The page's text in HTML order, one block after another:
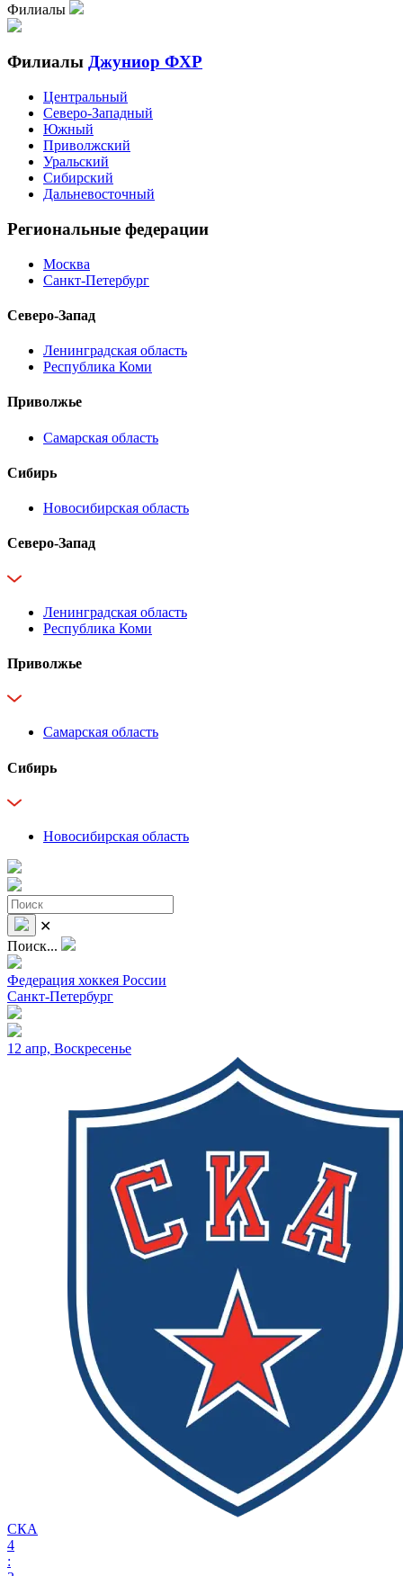
Филиалы
Филиалы Джуниор ФХР
Центральный
Северо-Западный
Южный
Приволжский
Уральский
Сибирский
Дальневосточный
Региональные федерации
Москва
Санкт-Петербург
Северо-Запад
Ленинградская область
Республика Коми
Приволжье
Самарская область
Сибирь
Новосибирская область
Северо-Запад
Ленинградская область
Республика Коми
Приволжье
Самарская область
Сибирь
Новосибирская область
✕
Поиск...
Федерация хоккея России
Санкт-Петербург
12 апр, Воскресенье
СКА
4
: